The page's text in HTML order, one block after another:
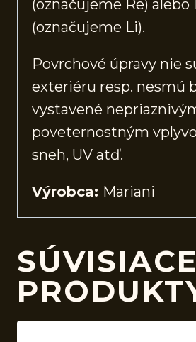
(označujeme Re) alebo
(označujeme Li).
Povrchové úpravy nie
exteriéru resp. nesmú
vystavené
poveternostným
sneh, UV atď.
Výrobca: Mariani
SÚVISIACE